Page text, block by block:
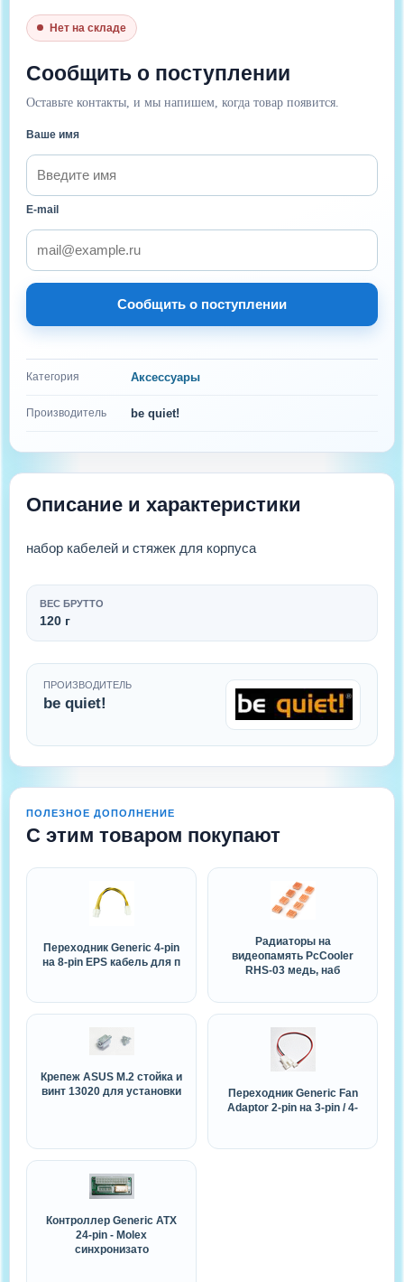
Нет на складе
Сообщить о поступлении
Оставьте контакты, и мы напишем, когда товар появится.
Ваше имя
E-mail
Сообщить о поступлении
Категория Аксессуары
Производитель be quiet!
Описание и характеристики
набор кабелей и стяжек для корпуса
ВЕС БРУТТО
120 г
ПРОИЗВОДИТЕЛЬ
be quiet!
ПОЛЕЗНОЕ ДОПОЛНЕНИЕ
С этим товаром покупают
Переходник Generic 4-pin
на 8-pin EPS кабель для п
Радиаторы на
видеопамять PcCooler
RHS-03 медь, наб
Крепеж ASUS M.2 стойка и
винт 13020 для установки
Переходник Generic Fan
Adaptor 2-pin на 3-pin / 4-
Контроллер Generic ATX
24-pin - Molex
синхронизато